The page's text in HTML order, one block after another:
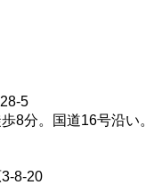
5
8分。国道16号沿い。
8-20